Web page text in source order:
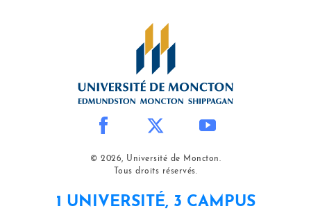
© 2026, Université de Moncton.
Tous droits réservés.
1 UNIVERSITÉ, 3 CAMPUS